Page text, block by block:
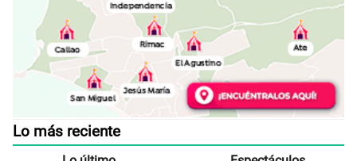
Lo más reciente